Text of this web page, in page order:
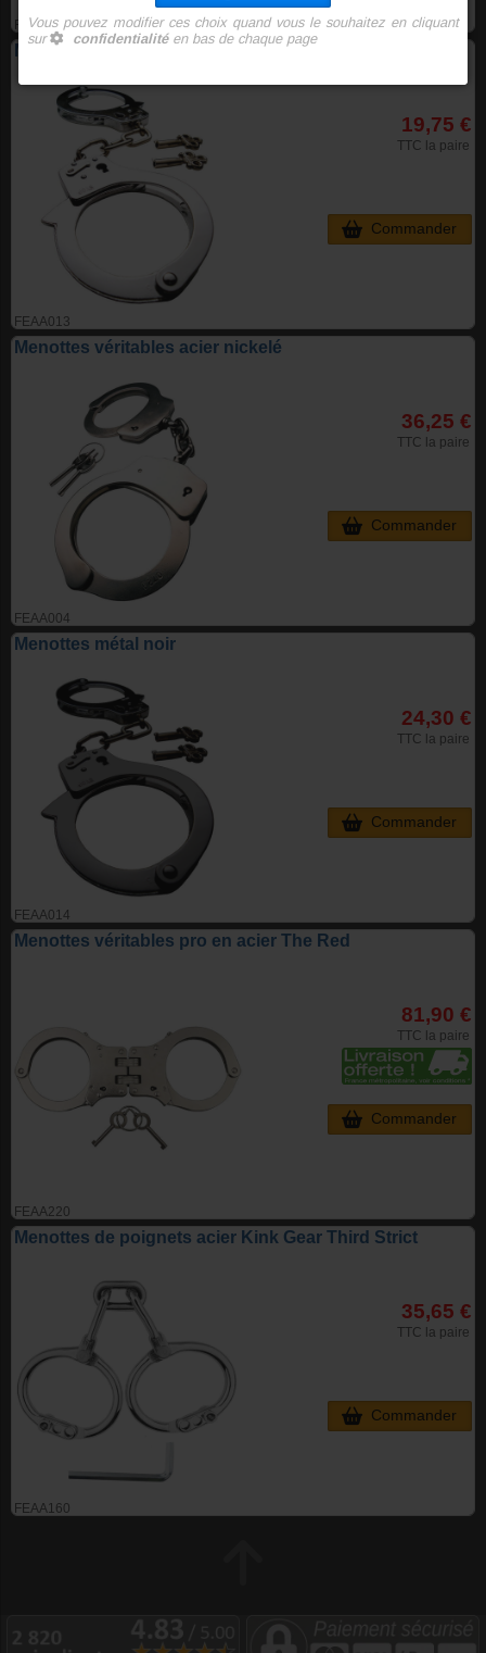
FEAA101
Menottes métal chromé
FEAA013
19,75 €
TTC la paire
Commander
Menottes véritables acier nickelé
FEAA004
36,25 €
TTC la paire
Commander
Menottes métal noir
FEAA014
24,30 €
TTC la paire
Commander
Menottes véritables pro en acier The Red
FEAA220
81,90 €
TTC la paire
Commander
Menottes de poignets acier Kink Gear Third Strict
FEAA160
35,65 €
TTC la paire
Commander